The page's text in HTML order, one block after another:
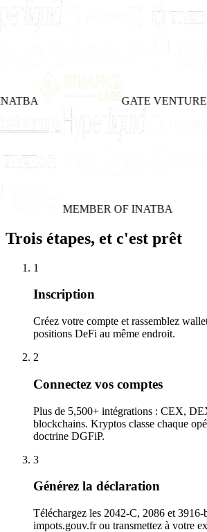
GATE
MEMBER OF INATBA
Trois étapes, et c'est prêt
1
Inscription
Créez votre compte et rassemblez
positions DeFi au même endroit.
2
Connectez vos comptes
Plus de 5,500+ intégrations : CEX,
blockchains. Kryptos classe chaque
doctrine DGFiP.
3
Générez la déclaration
Téléchargez les 2042-C, 2086 et
impots.gouv.fr ou transmettez à votre